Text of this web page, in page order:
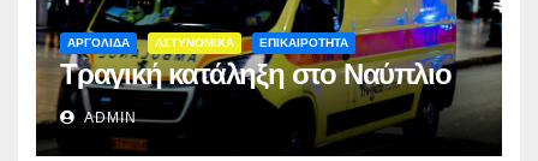
ΑΡΓΟΛΙΔΑ ΑΣΤΥΝΟΜΙΚΑ ΕΠΙΚΑΙΡΟΤΗΤΑ
Τραγική κατάληξη στο Ναύπλιο
ADMIN